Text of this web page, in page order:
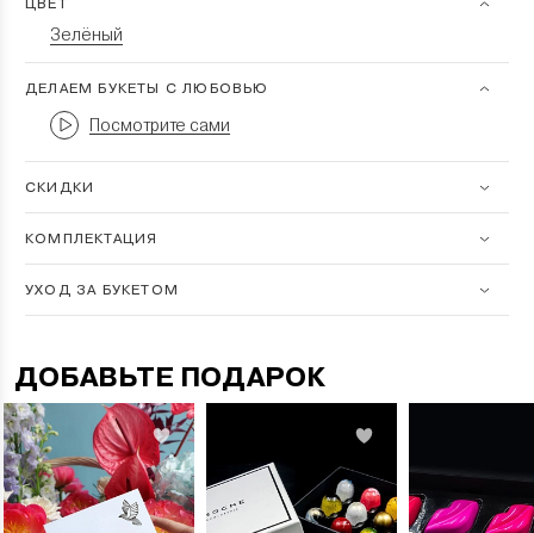
ЦВЕТ
Зелёный
ДЕЛАЕМ БУКЕТЫ С ЛЮБОВЬЮ
Посмотрите сами
СКИДКИ
КОМПЛЕКТАЦИЯ
УХОД ЗА БУКЕТОМ
ДОБАВЬТЕ ПОДАРОК